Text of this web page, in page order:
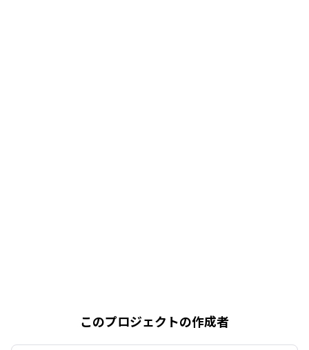
このプロジェクトの作成者